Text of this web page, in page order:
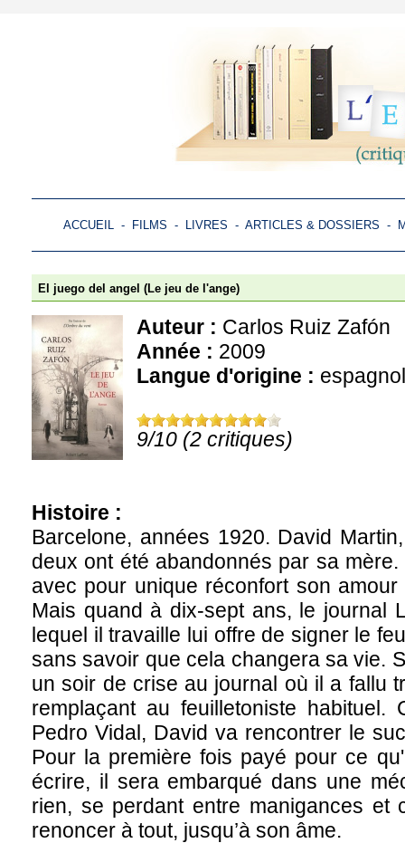
ACCUEIL - FILMS - LIVRES - ARTICLES & DOSSIERS -
El juego del angel (Le jeu de l'ange)
Auteur : Carlos Ruiz Zafón
Année : 2009
Langue d'origine : espagnol
9/10 (2 critiques)
Histoire :
Barcelone, années 1920. David
deux ont été abandonnés par sa
avec pour unique réconfort son
Mais quand à dix-sept ans, le journal
lequel il travaille lui offre de signer le
sans savoir que cela changera sa vie.
un soir de crise au journal où il a fallu
remplaçant au feuilletoniste
Pedro Vidal, David va rencontrer le
Pour la première fois payé pour ce
écrire, il sera embarqué dans une
rien, se perdant entre manigances et
renoncer à tout, jusqu’à son âme.